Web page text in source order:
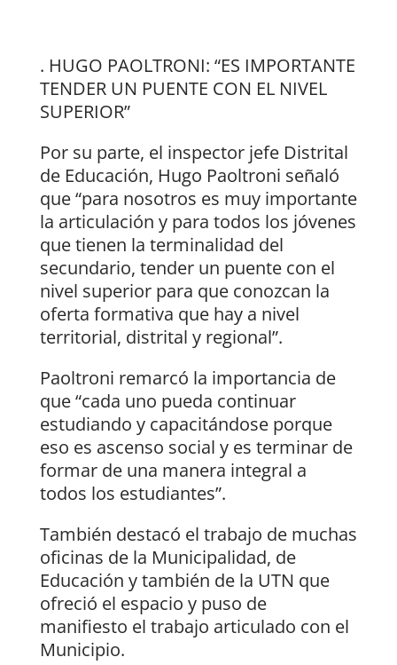
. HUGO PAOLTRONI: “ES IMPORTANTE
TENDER UN PUENTE CON EL NIVEL
SUPERIOR”
Por su parte, el inspector jefe Distrital
de Educación, Hugo Paoltroni señaló
que “para nosotros es muy importante
la articulación y para todos los jóvenes
que tienen la terminalidad del
secundario, tender un puente con el
nivel superior para que conozcan la
oferta formativa que hay a nivel
territorial, distrital y regional”.
Paoltroni remarcó la importancia de
que “cada uno pueda continuar
estudiando y capacitándose porque
eso es ascenso social y es terminar de
formar de una manera integral a
todos los estudiantes”.
También destacó el trabajo de muchas
oficinas de la Municipalidad, de
Educación y también de la UTN que
ofreció el espacio y puso de
manifiesto el trabajo articulado con el
Municipio.